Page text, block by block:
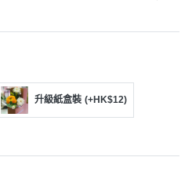
升級紙盒裝 (+HK$12)